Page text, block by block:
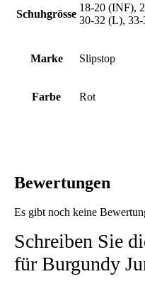
Schuhgrösse
18-20 (INF),
30-32 (L),
Marke Slipstop
Farbe Rot
Bewertungen
Es gibt noch keine
Schreiben Sie
für Burgundy